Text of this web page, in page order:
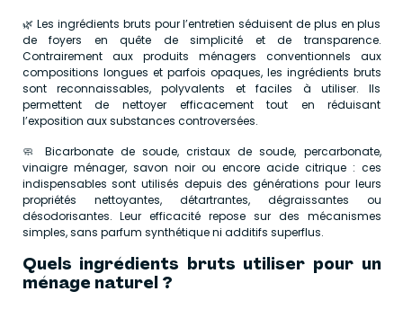
🌿 Les ingrédients bruts pour l’entretien séduisent de plus en plus
de foyers en quête de simplicité et de transparence.
Contrairement aux produits ménagers conventionnels aux
compositions longues et parfois opaques, les ingrédients bruts
sont reconnaissables, polyvalents et faciles à utiliser. Ils
permettent de nettoyer efficacement tout en réduisant
l’exposition aux substances controversées.
🧼 Bicarbonate de soude, cristaux de soude, percarbonate,
vinaigre ménager, savon noir ou encore acide citrique : ces
indispensables sont utilisés depuis des générations pour leurs
propriétés nettoyantes, détartrantes, dégraissantes ou
désodorisantes. Leur efficacité repose sur des mécanismes
simples, sans parfum synthétique ni additifs superflus.
Quels ingrédients bruts utiliser pour un
ménage naturel ?